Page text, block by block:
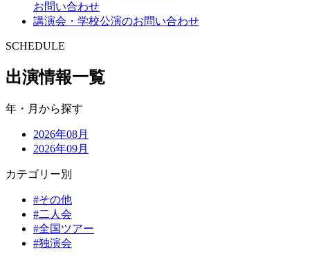
お問い合わせ
講演会・学校公演のお問い合わせ
SCHEDULE
出演情報一覧
年・月から探す
2026年08月
2026年09月
カテゴリー別
#その他
#二人会
#全国ツアー
#独演会